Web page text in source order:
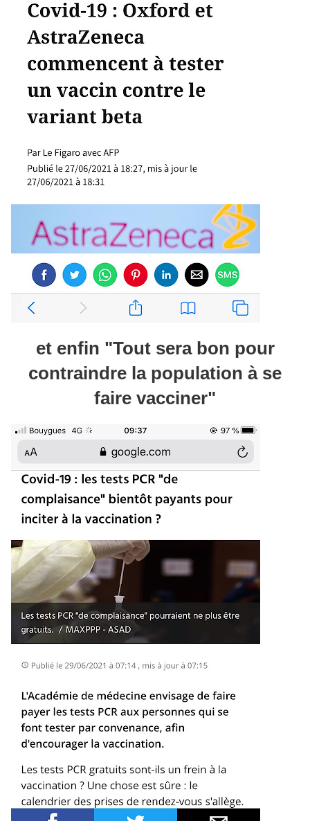
et enfin "Tout sera bon pour
contraindre la population à se
faire vacciner"